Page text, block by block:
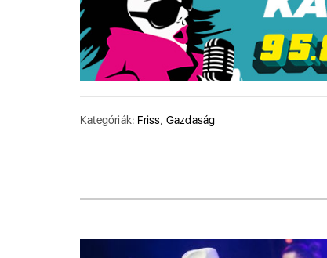
Kategóriák: Friss, Gazdaság